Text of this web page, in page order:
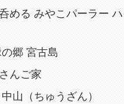
める みやこパーラー
郷 宮古島
んご家
山（ちゅうざん）